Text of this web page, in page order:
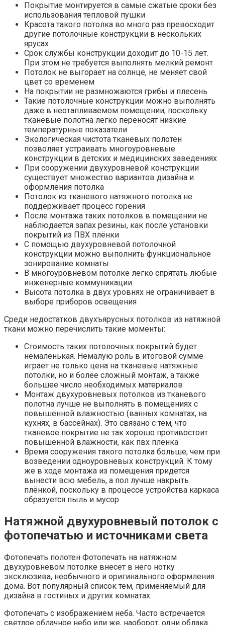
Покрытие монтируется в самые сжатые сроки без
использования тепловой пушки
Красота такого потолка во много раз превосходит
другие потолочные конструкции в нескольких
ярусах
Срок службы конструкции доходит до 10-15 лет.
При этом не требуется выполнять мелкий ремонт
Потолок не выгорает на солнце, не меняет свой
цвет со временем
На покрытии не размножаются грибы и плесень
Такие потолочные конструкции можно выполнять
даже в неотапливаемом помещении, поскольку
тканевые полотна легко переносят низкие
температурные показатели
Экологическая чистота тканевых полотен
позволяет устраивать многоуровневые
конструкции в детских и медицинских заведениях
При сооружении двухуровневой конструкции
существует множество вариантов дизайна и
оформления потолка
Потолок из тканевого натяжного потолка не
поддерживает процесс горения
После монтажа таких потолков в помещении не
наблюдается запах резины, как после установки
покрытий из ПВХ плёнки
С помощью двухуровневой потолочной
конструкции можно выполнить функциональное
зонирование комнаты
В многоуровневом потолке легко спрятать любые
инженерные коммуникации
Высота потолка в двух уровнях не ограничивает в
выборе приборов освещения
Среди недостатков двухъярусных потолков из натяжной
ткани можно перечислить такие моменты:
Стоимость таких потолочных покрытий будет
немаленькая. Немалую роль в итоговой сумме
играет не только цена на тканевые натяжные
потолки, но и более сложный монтаж, а также
большее число необходимых материалов
Монтаж двухуровневых потолков из тканевого
полотна лучше не выполнять в помещениях с
повышенной влажностью (ванных комнатах, на
кухнях, в бассейнах). Это связано с тем, что
тканевое покрытие не так хорошо противостоит
повышенной влажности, как пвх плёнка
Время сооружения такого потолка больше, чем при
возведении одноуровневых конструкций. К тому
же в ходе монтажа из помещения придётся
вынести всю мебель, а пол лучше накрыть
плёнкой, поскольку в процессе устройства каркаса
образуется пыль и мусор
Натяжной двухуровневый потолок с
фотопечатью и источниками света
Фотопечать полотен Фотопечать на натяжном
двухуровневом потолке внесет в него нотку
эксклюзива, необычного и оригинального оформления
дома. Вот популярный список тем, применяемый для
дизайна в гостиных и других комнатах:
Фотопечать с изображением неба. Часто встречается
светлое облачное небо или же, наоборот, одни облака.